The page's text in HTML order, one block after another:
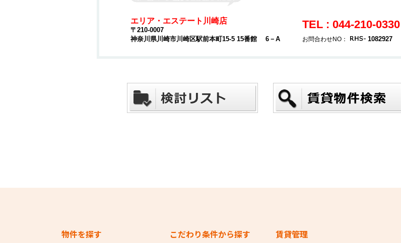
エリア・エステート川崎店
〒210-0007
神奈川県川崎市川崎区駅前本町15-5 15番館 6－A
TEL : 044-210-0330
お問合わせNO： 1082927
物件を探す こだわり条件から探す 賃貸管理